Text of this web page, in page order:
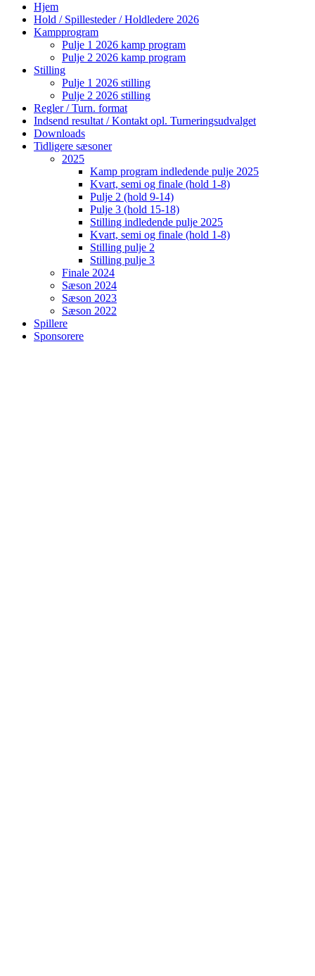
Hjem
Hold / Spillesteder / Holdledere 2026
Kampprogram
Pulje 1 2026 kamp program
Pulje 2 2026 kamp program
Stilling
Pulje 1 2026 stilling
Pulje 2 2026 stilling
Regler / Turn. format
Indsend resultat / Kontakt opl. Turneringsudvalget
Downloads
Tidligere sæsoner
2025
Kamp program indledende pulje 2025
Kvart, semi og finale (hold 1-8)
Pulje 2 (hold 9-14)
Pulje 3 (hold 15-18)
Stilling indledende pulje 2025
Kvart, semi og finale (hold 1-8)
Stilling pulje 2
Stilling pulje 3
Finale 2024
Sæson 2024
Sæson 2023
Sæson 2022
Spillere
Sponsorere